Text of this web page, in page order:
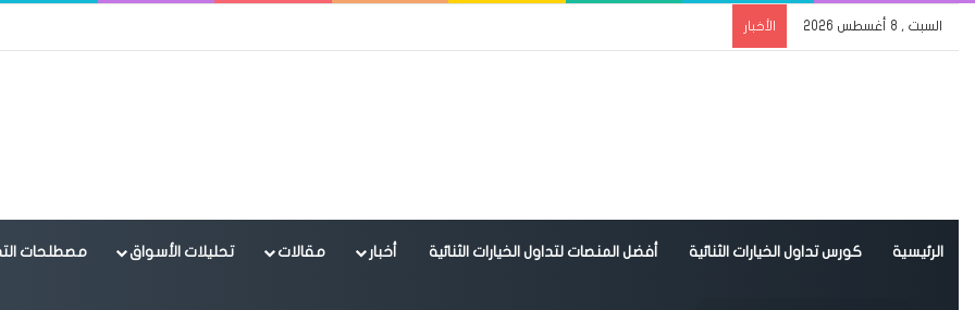
السبت , 8 أغسطس 2026 الأخبار
الرئيسية كورس تداول الخيارات الثنائية أفضل المنصات لتداول الخيارات الثنائية أخبار مقالات تحليلات الأسواق مصطلحات